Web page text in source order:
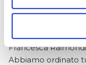
Volevo raccontarvi
Francesca
Abbiamo ordinato